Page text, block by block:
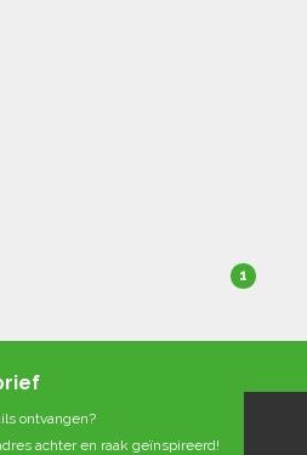
1
ontvangen?
achter en raak geïnspireerd!